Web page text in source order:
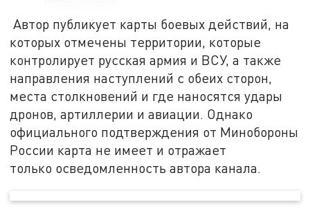
Автор публикует карты боевых действий, на
которых отмечены территории, которые
контролирует русская армия и ВСУ, а также
направления наступлений с обеих сторон,
места столкновений и где наносятся удары
дронов, артиллерии и авиации. Однако
официального подтверждения от Минобороны
России карта не имеет и отражает
только осведомленность автора канала.